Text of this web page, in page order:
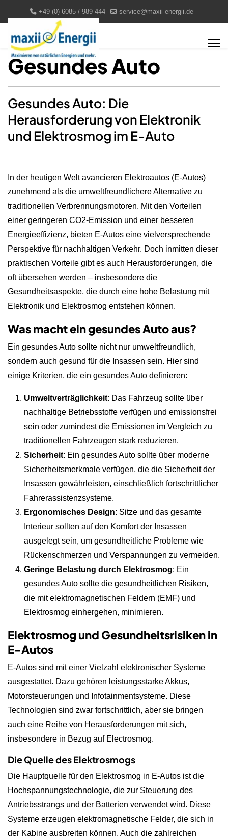
+49 (0) 6085 / 989 444 service@maxii-energii.de
Gesundes Auto
Gesundes Auto: Die
Herausforderung von Elektronik
und Elektrosmog im E-Auto
In der heutigen Welt avancieren Elektroautos (E-Autos)
zunehmend als die umweltfreundlichere Alternative zu
traditionellen Verbrennungsmotoren. Mit den Vorteilen
einer geringeren CO2-Emission und einer besseren
Energieeffizienz, bieten E-Autos eine vielversprechende
Perspektive für nachhaltigen Verkehr. Doch inmitten dieser
praktischen Vorteile gibt es auch Herausforderungen, die
oft übersehen werden – insbesondere die
Gesundheitsaspekte, die durch eine hohe Belastung mit
Elektronik und Elektrosmog entstehen können.
Was macht ein gesundes Auto aus?
Ein gesundes Auto sollte nicht nur umweltfreundlich,
sondern auch gesund für die Insassen sein. Hier sind
einige Kriterien, die ein gesundes Auto definieren:
Umweltverträglichkeit: Das Fahrzeug sollte über
nachhaltige Betriebsstoffe verfügen und emissionsfrei
sein oder zumindest die Emissionen im Vergleich zu
traditionellen Fahrzeugen stark reduzieren.
Sicherheit: Ein gesundes Auto sollte über moderne
Sicherheitsmerkmale verfügen, die die Sicherheit der
Insassen gewährleisten, einschließlich fortschrittlicher
Fahrerassistenzsysteme.
Ergonomisches Design: Sitze und das gesamte
Interieur sollten auf den Komfort der Insassen
ausgelegt sein, um gesundheitliche Probleme wie
Rückenschmerzen und Verspannungen zu vermeiden.
Geringe Belastung durch Elektrosmog: Ein
gesundes Auto sollte die gesundheitlichen Risiken,
die mit elektromagnetischen Feldern (EMF) und
Elektrosmog einhergehen, minimieren.
Elektrosmog und Gesundheitsrisiken in
E-Autos
E-Autos sind mit einer Vielzahl elektronischer Systeme
ausgestattet. Dazu gehören leistungsstarke Akkus,
Motorsteuerungen und Infotainmentsysteme. Diese
Technologien sind zwar fortschrittlich, aber sie bringen
auch eine Reihe von Herausforderungen mit sich,
insbesondere in Bezug auf Electrosmog.
Die Quelle des Elektrosmogs
Die Hauptquelle für den Elektrosmog in E-Autos ist die
Hochspannungstechnologie, die zur Steuerung des
Antriebsstrangs und der Batterien verwendet wird. Diese
Systeme erzeugen elektromagnetische Felder, die sich in
der Kabine ausbreiten können. Auch die zahlreichen